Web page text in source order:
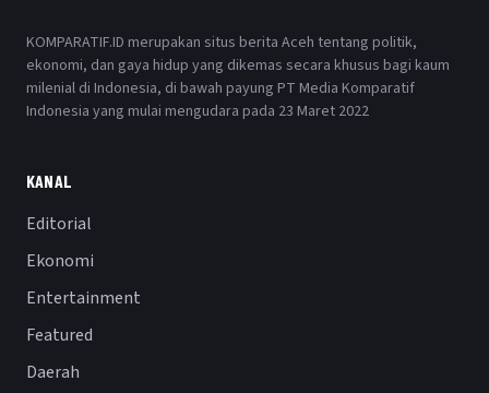
KOMPARATIF.ID merupakan situs berita Aceh tentang politik,
ekonomi, dan gaya hidup yang dikemas secara khusus bagi kaum
milenial di Indonesia, di bawah payung PT Media Komparatif
Indonesia yang mulai mengudara pada 23 Maret 2022
KANAL
Editorial
Ekonomi
Entertainment
Featured
Daerah